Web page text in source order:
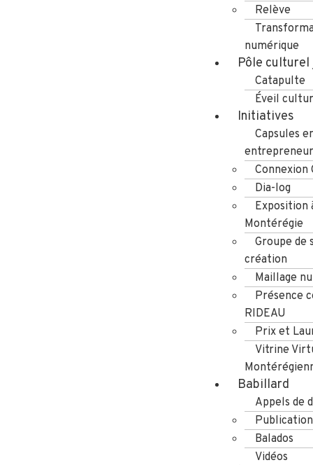
Relève
numérique
Pôle culturel
Catapulte
Éveil
Initiatives
Capsules
Connexion
Dia-log
Exposition
Montérégie
Groupe de
création
Maillage
Présence
RIDEAU
Prix et
Vitrine
Babillard
Appels de
Balados
Vidéos